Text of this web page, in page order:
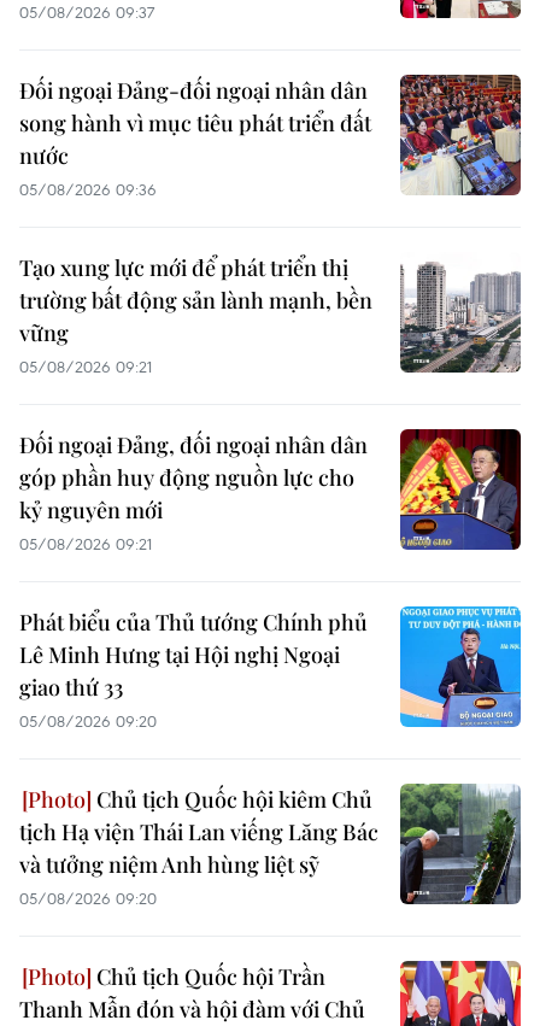
05/08/2026 09:37
Đối ngoại Đảng-đối ngoại nhân dân
song hành vì mục tiêu phát triển đất
nước
05/08/2026 09:36
Tạo xung lực mới để phát triển thị
trường bất động sản lành mạnh, bền
vững
05/08/2026 09:21
Đối ngoại Đảng, đối ngoại nhân dân
góp phần huy động nguồn lực cho
kỷ nguyên mới
05/08/2026 09:21
Phát biểu của Thủ tướng Chính phủ
Lê Minh Hưng tại Hội nghị Ngoại
giao thứ 33
05/08/2026 09:20
Chủ tịch Quốc hội kiêm Chủ
tịch Hạ viện Thái Lan viếng Lăng Bác
và tưởng niệm Anh hùng liệt sỹ
05/08/2026 09:20
Chủ tịch Quốc hội Trần
Thanh Mẫn đón và hội đàm với Chủ